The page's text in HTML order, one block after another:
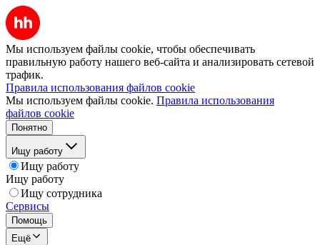
Мы используем файлы cookie, чтобы обеспечивать
правильную работу нашего веб-сайта и анализировать сетевой
трафик.
Правила использования файлов cookie
Мы используем файлы cookie. Правила использования
файлов cookie
Понятно
Ищу работу
Ищу работу
Ищу работу
Ищу сотрудника
Сервисы
Помощь
Ещё